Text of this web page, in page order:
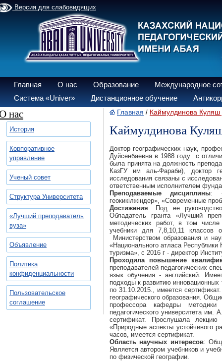
Версия для слабовидящих
Главная О нас Образование
Международное
Система «Univer»
Дистанционное обучение
нас
История
Корпоративное
управление
Ученый совет
Структура Университета
«Лучший преподаватель
вуза»
Объявление
Политика
конфиденциальности
Пользовательское
соглашение
Главная / Каймулдинова Куляш
Каймулдинова
Доктор географических наук,
Дуйсенбаевна в 1988 году с
была принята на должность
КазГУ им аль-Фараби), доктор
исследования связаны с
ответственным исполнителем
Преподаваемые дисциплины:
геокикілжіңдер», «Современные
Достижения. Под ее
Обладатель гранта «Лучший
методических работ, в том
учебники для 7,8,10,11 классов
Министерством образования и
«Национального атласа
туризма», с 2016 г - директор
Проходила повышение
преподавателей педагогических
язык обучения - английский.
подходы к развитию
по 31.10.2015., имеется
географического образования.
профессора кафедры методики
педагогического университета
сертификат. Прослушала
«Природные аспекты устойчивого
часов, имеется сертификат.
Область научных интересов:
Является автором учебников и
по физической географии.